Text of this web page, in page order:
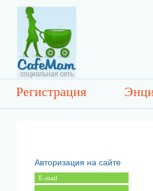
Регистрация
Авторизация на сайте